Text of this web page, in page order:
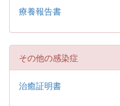
療養報告書
その他の感染症
治癒証明書